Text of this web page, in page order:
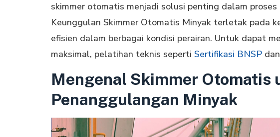
skimmer otomatis menjadi solusi penting dalam proses
Keunggulan Skimmer Otomatis Minyak terletak pada
efisien dalam berbagai kondisi perairan. Untuk dapat
maksimal, pelatihan teknis seperti Sertifikasi BNSP dan
Mengenal Skimmer Otomatis
Penanggulangan Minyak